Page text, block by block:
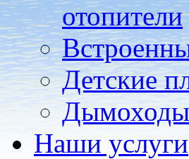
отопители
Детские
Дымоходы
Наши услуги